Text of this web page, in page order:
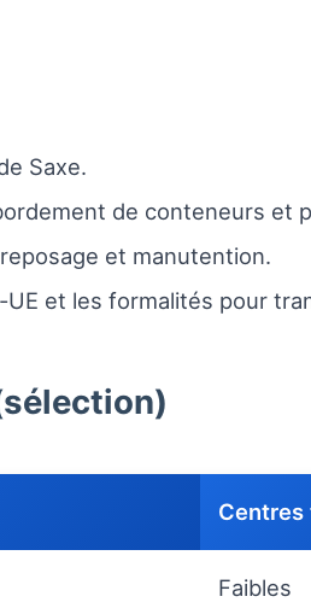
Saxe.
de conteneurs et
et manutention.
et les formalités pour
Centres
Faibles